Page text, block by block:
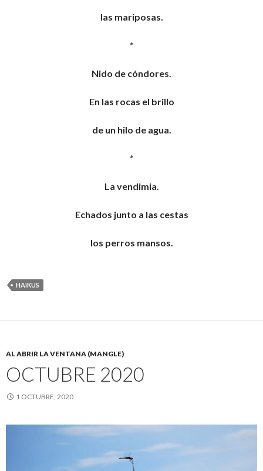
las mariposas.
*
Nido de cóndores.
En las rocas el brillo
de un hilo de agua.
*
La vendimia.
Echados junto a las cestas
los perros mansos.
HAIKUS
AL ABRIR LA VENTANA (MANGLE)
OCTUBRE 2020
1 OCTUBRE, 2020